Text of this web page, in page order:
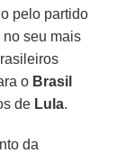
pelo partido
seu mais
o Brasil
de Lula.
da